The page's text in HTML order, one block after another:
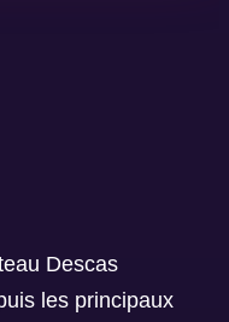
Descas
les principaux